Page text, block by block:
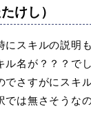
けし）
にスキルの説明
ル名が？？？で
でさすがにスキ
は無さそうな